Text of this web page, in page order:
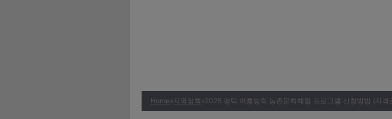
Home»지역정책 »2025 평택 여름방학 농촌문화체험 프로그램 신청방법 (자격